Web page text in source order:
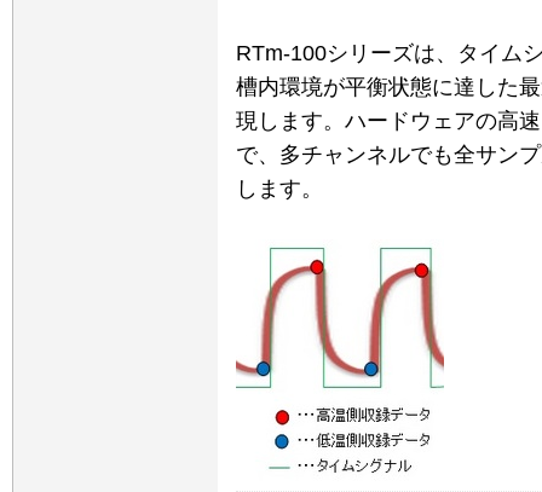
RTm-100シリーズは、タイム
槽内環境が平衡状態に達した
現します。ハードウェアの高
で、多チャンネルでも全サン
します。